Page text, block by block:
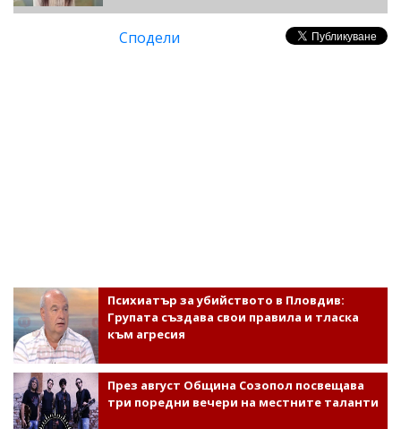
Сподели
Психиатър за убийството в Пловдив:
Групата създава свои правила и тласка
към агресия
През август Община Созопол посвещава
три поредни вечери на местните таланти